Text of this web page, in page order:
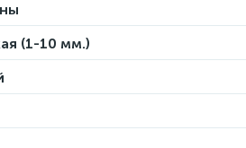
(1-10 мм.)